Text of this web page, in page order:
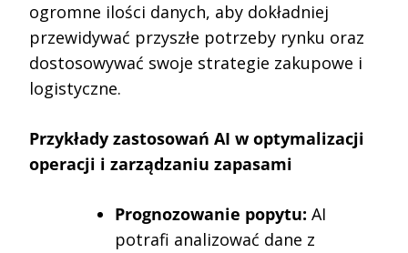
ogromne ilości danych, aby dokładniej
przewidywać przyszłe potrzeby rynku oraz
dostosowywać swoje strategie zakupowe i
logistyczne.
Przykłady zastosowań AI w optymalizacji
operacji i zarządzaniu zapasami
Prognozowanie popytu: AI
potrafi analizować dane z